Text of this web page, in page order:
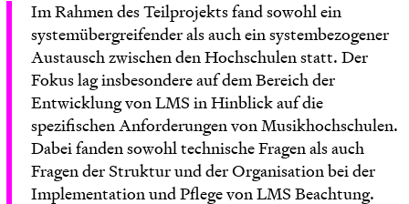
Im Rahmen des Teilprojekts fand sowohl ein
systemübergreifender als auch ein systembezogener
Austausch zwischen den Hochschulen statt. Der
Fokus lag insbesondere auf dem Bereich der
Entwicklung von LMS in Hinblick auf die
spezifischen Anforderungen von Musikhochschulen.
Dabei fanden sowohl technische Fragen als auch
Fragen der Struktur und der Organisation bei der
Implementation und Pflege von LMS Beachtung.